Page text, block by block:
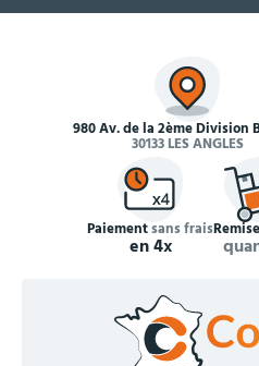
980 Av. de la 2ème Division
30133 LES ANGLES
Paiementsans frais
en 4x